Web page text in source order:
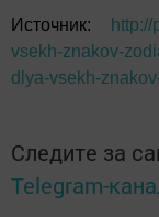
Источник:
vsekh-znakov-
dlya-vsekh-
Следите за
Telegram-